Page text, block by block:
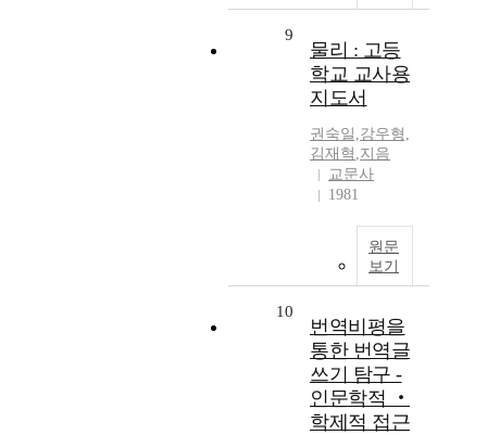
9
물리 : 고등
학교 교사용
지도서
권숙일,강우형,
김재혁 ,지음
교문사
1981
원문
보기
10
번역비평을
통한 번역글
쓰기 탐구 -
인문학적 ‧
학제적 접근